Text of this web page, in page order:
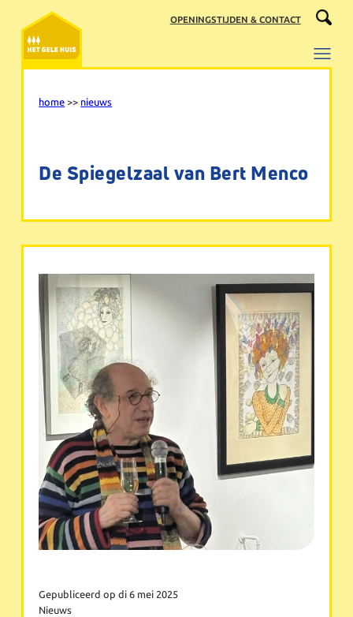
naar
inhoud
OPENINGSTIJDEN & CONTACT
home >> nieuws
De Spiegelzaal van Bert Menco
Gepubliceerd op di 6 mei 2025
Nieuws